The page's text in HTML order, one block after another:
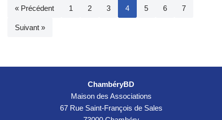
« Précédent 1 2 3 4 5 6 7
Suivant »
ChambéryBD
Maison des Associations
67 Rue Saint-François de Sales